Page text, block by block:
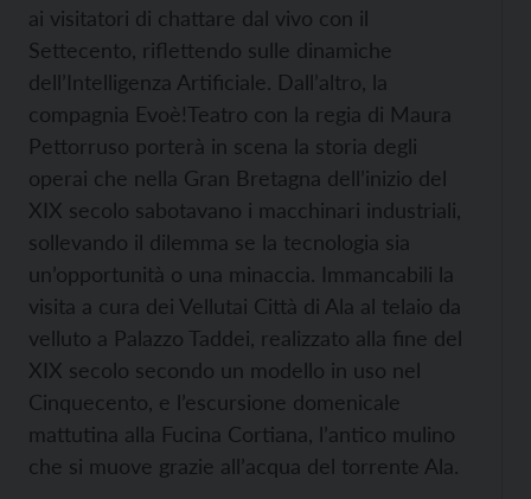
ai visitatori di chattare dal vivo con il
Settecento, riflettendo sulle dinamiche
dell’Intelligenza Artificiale. Dall’altro, la
compagnia Evoè!Teatro con la regia di Maura
Pettorruso porterà in scena la storia degli
operai che nella Gran Bretagna dell’inizio del
XIX secolo sabotavano i macchinari industriali,
sollevando il dilemma se la tecnologia sia
un’opportunità o una minaccia. Immancabili la
visita a cura dei Vellutai Città di Ala al telaio da
velluto a Palazzo Taddei, realizzato alla fine del
XIX secolo secondo un modello in uso nel
Cinquecento, e l’escursione domenicale
mattutina alla Fucina Cortiana, l’antico mulino
che si muove grazie all’acqua del torrente Ala.